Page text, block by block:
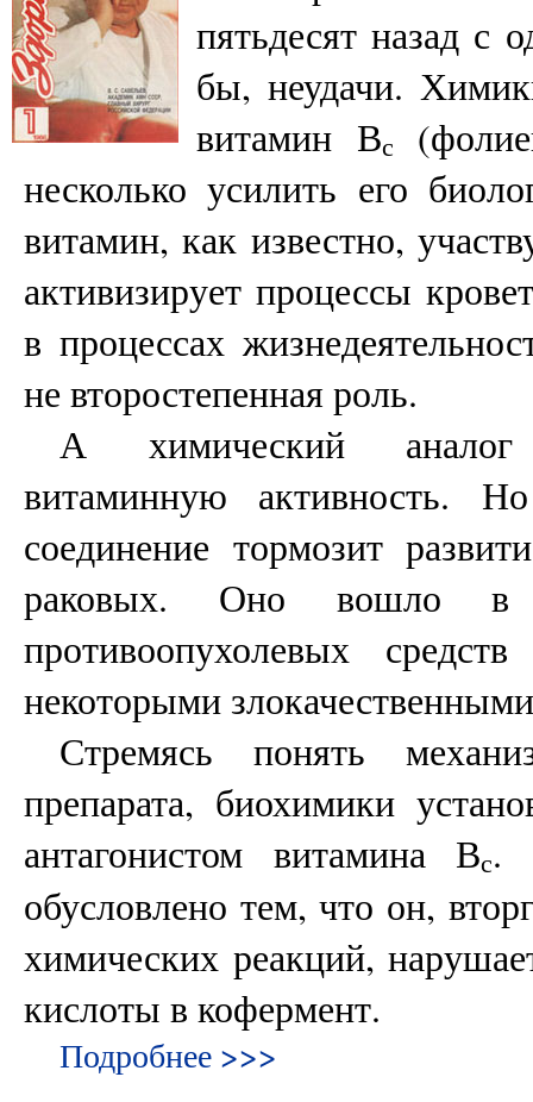
пятьдесят назад с
бы, неудачи.
витамин Вс
несколько усилить его
витамин, как известно,
активизирует процессы
в процессах
не второстепенная роль.
А химический аналог
витаминную активность.
соединение тормозит
раковых. Оно вошло в
противоопухолевых
некоторыми
Стремясь понять
препарата, биохимики
антагонистом витамина Вс.
обусловлено тем, что он,
химических реакций,
кислоты в кофермент.
Подробнее >>>